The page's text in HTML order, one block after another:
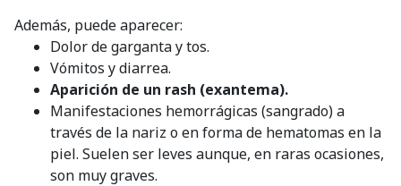
Además, puede aparecer:
Dolor de garganta y tos.
Vómitos y diarrea.
Aparición de un rash (exantema).
Manifestaciones hemorrágicas (sangrado) a
través de la nariz o en forma de hematomas en la
piel. Suelen ser leves aunque, en raras ocasiones,
son muy graves.